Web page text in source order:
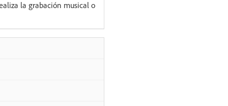
la grabación musical o